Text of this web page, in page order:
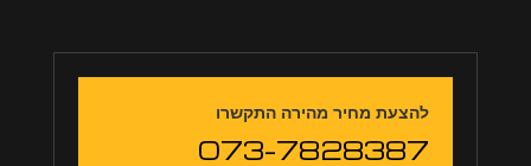
להצעת מחיר מהירה התקשרו
073-7828387